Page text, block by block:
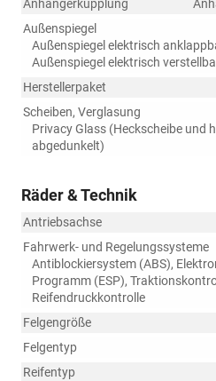
Anhängerkupplung
Außenspiegel
Außenspiegel elektrisch
Außenspiegel elektrisch
Herstellerpaket
Scheiben, Verglasung
Privacy Glass (Heckscheibe und
abgedunkelt)
Räder & Technik
Antriebsachse
Fahrwerk- und Regelungssysteme
Antiblockiersystem (ABS),
Programm (ESP),
Reifendruckkontrolle
Felgengröße
Felgentyp
Reifentyp